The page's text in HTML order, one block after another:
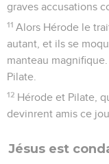
graves accusations
11 Alors Hérode le
autant, et ils se
manteau
Pilate.
12 Hérode et Pilate,
devinrent amis ce
Jésus est